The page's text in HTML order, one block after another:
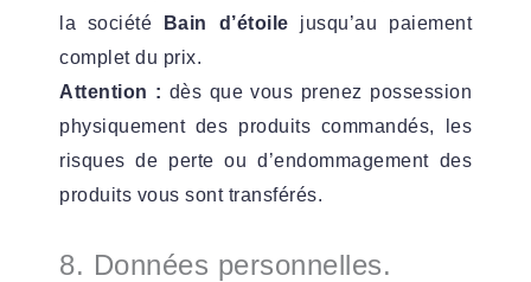
la société
Bain d’étoile jusqu’au paiement
complet du prix.
Attention : dès que vous prenez possession
physiquement des produits commandés, les
risques de perte ou d’endommagement des
produits vous sont transférés.
8. Données personnelles.